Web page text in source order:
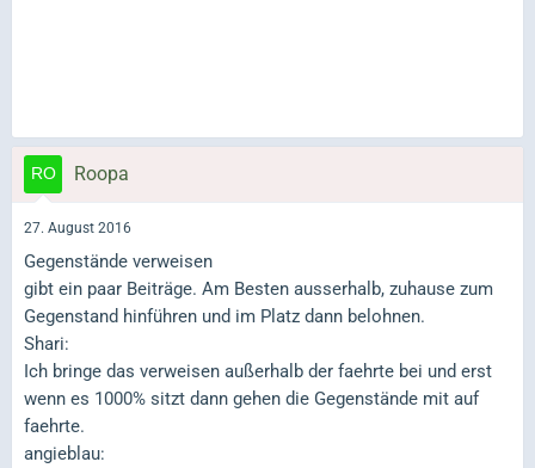
Roopa
27. August 2016
Gegenstände verweisen
gibt ein paar Beiträge. Am Besten ausserhalb, zuhause zum
Gegenstand hinführen und im Platz dann belohnen.
Shari:
Ich bringe das verweisen außerhalb der faehrte bei und erst
wenn es 1000% sitzt dann gehen die Gegenstände mit auf
faehrte.
angieblau: